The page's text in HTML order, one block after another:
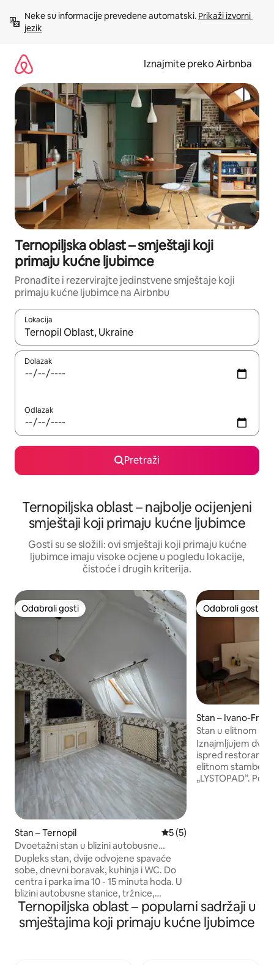
sadržaj
Neke su informacije prevedene automatski. Prikaži izvorni
jezik
Iznajmite preko Airbnba
Ternopiljska oblast – smještaji koji
primaju kućne ljubimce
Pronađite i rezervirajte jedinstvene smještaje koji
primaju kućne ljubimce na Airbnbu
Lokacija
Kada budu dostupni rezultati, moći ćete ih pregledati
Dolazak
Odlazak
Pretraži
Ternopiljska oblast – najbolje ocijenjeni
smještaji koji primaju kućne ljubimce
Gosti su se složili: ovi smještaji koji primaju kućne
ljubimce imaju visoke ocjene u pogledu lokacije,
čistoće i drugih kriterija.
Odabrali gosti
Odabrali gosti
Stan – Ternopil Prosječna ocjena: 5/5,
5 (5)
Dvoetažni stan u blizini autobusne
stanice
Dupleks stan, dvije odvojene spavaće
sobe, dnevni boravak, kuhinja i WC. Do
centra i parka ima 10 - 15 minuta hoda. U
blizini autobusne stanice, tržnice,
supermarketa. U spavaćoj sobi u
prizemlju nalazi se bračni krevet na
izvlačenje. Na drugom katu nalazi se
Odabrali gosti
Odabrali gosti
Stan – Ivano-
Stan u elitnom
LYSTOPAD u
Iznajmljujem
ispred restorana
elitnom
„LYSTOPAD”.
kuhinji.
Ternopiljska oblast – popularni sadržaji u
smještajima koji primaju kućne ljubimce